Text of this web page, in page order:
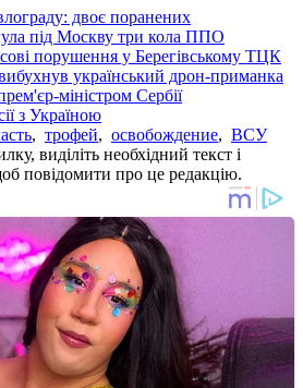
двоє поранених
під Москву три кола ППО
порушення у Берегівському ТЦК
український дрон-приманка
міністром Сербії
з Україною
, трофей, освобождение, ВСУ
виділіть необхідний текст і
повідомити про це редакцію.